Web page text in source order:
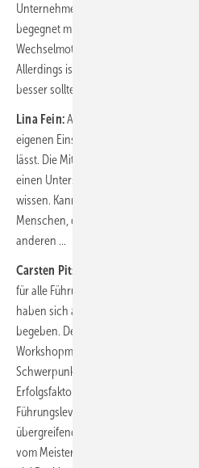
Unternehmen an und verlassen
begegnet mir regelmäßig in den
Wechselmotiv. Richtige Führung ist ein
Allerdings ist Führung nichts
besser sollte gelernt werden.
Lina Fein:An Bedeutung gewonnen
eigenen Einsatzes zu erfahren – was
lässt. Die Mitarbeitenden wollen selbst
einen Unterschied ausmachen, wollen
wissen. Kann man diese Art der
Menschen, denen diese
anderen ...
Carsten Pitschke:
für alle Führungskräfte entwickelt. Um
haben sich alle 300 Führungskräfte
begeben. Der Kern dieser Reise sind
Workshopmodule, in denen wir uns
Schwerpunkte mit unserer Kultur
Erfolgsfaktor war dabei, dass wir die
Führungslevel oder Funktionen
übergreifend gearbeitet haben –
vom Meister bis zum Vorstand.